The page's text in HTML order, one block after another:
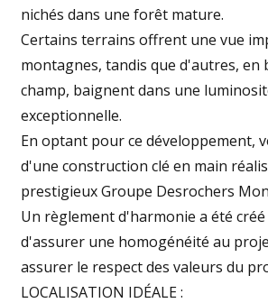
nichés dans une forêt mature.
Certains terrains offrent une vue
montagnes, tandis que d'autres, en
champ, baignent dans une
exceptionnelle.
En optant pour ce développement,
d'une construction clé en main
prestigieux Groupe Desrochers
Un règlement d'harmonie a été
d'assurer une homogénéité au
assurer le respect des valeurs du
LOCALISATION IDÉALE :